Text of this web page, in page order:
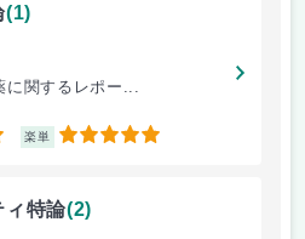
(1)
に関するレポー...
楽単 5
ィ特論(2)